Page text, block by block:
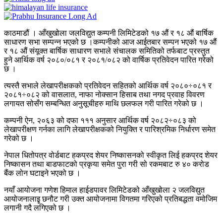
काठमाडौं । आँखुखोला जलविद्युत कम्पनी लिमिटेडको १७ औं र १८ औं बार्षिक
साधारण सभा सम्पन्न भएको छ ।कम्पनीको आज आईतबार सम्पन भएको १७ औं
र १८ औं संयूक्त बार्षिक साधारण सभाले संचालक समितिको तर्फबाट प्रस्तुत
हुने आर्थिक वर्ष २०८०/०८१ र २०८१/०८२ को वार्षिक प्रतिवेदन पारित गरेको
छ ।
त्यस्तै सभाले लेखापरीक्षकको प्रतिवेदन सहितको आर्थिक वर्ष २०८०÷०८१ र
२०८१÷०८२ को वासलात, नाफा नोक्सान हिसाब तथा नगद प्रवाह विवरण
लगायत सोसँग सम्बन्धित अनुसूचीहरु माथि छलफल गरी पारित गरेको छ ।
कम्पनी ऐन, २०६३ को दफा १११ अनुसार आर्थिक वर्ष २०८२÷०८३ को
लेखापरीक्षण गर्नका लागि लेखापरीक्षकको नियुक्ति र पारिश्रमिक निर्धारण समेत
गरेको छ ।
नेपाल धितोपत्र वोर्डबाट हकप्रद शेयर निष्कासनको स्वीकृत लिई हकप्रद शेयर
निष्कासन तथा बाडफाटको प्रकृया समेत पुरा गरी सो रकमबाट रु ४० करोड
बैंक लोन घटाइने भएको छ ।
नयाँ आयोजना गणेश हिमाल हाईडपावर लिमिटेडको आँखुखोला २ जलविद्युत
आयोजनालाइृ छनौट गरी उक्त आयोजनामा विगतमा गरिएको प्रतिबद्धता वमोजिम
लगानी गदै लगिएको छ ।